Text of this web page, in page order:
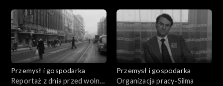
Przemysł i gospodarka
Reportaż z dnia przed wolną
Przemysł i gospodarka
Organizacja pracy-Silma